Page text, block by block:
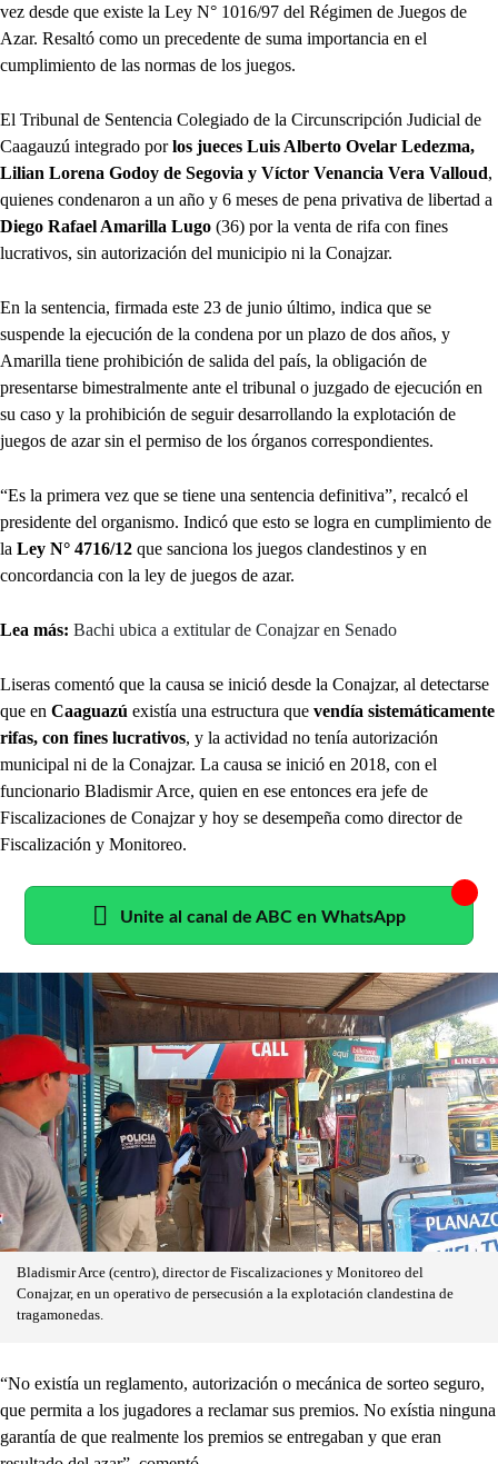
vez desde que existe la Ley N° 1016/97 del Régimen de Juegos de
Azar. Resaltó como un precedente de suma importancia en el
cumplimiento de las normas de los juegos.
El Tribunal de Sentencia Colegiado de la Circunscripción Judicial de
Caagauzú integrado porlos jueces Luis Alberto Ovelar Ledezma,
Lilian Lorena Godoy de Segovia y Víctor Venancia Vera Valloud,
quienes condenaron a un año y 6 meses de pena privativa de libertad a
Diego Rafael Amarilla Lugo (36) por la venta de rifa con fines
lucrativos, sin autorización del municipio ni la Conajzar.
En la sentencia, firmada este 23 de junio último, indica que se
suspende la ejecución de la condena por un plazo de dos años, y
Amarilla tiene prohibición de salida del país, la obligación de
presentarse bimestralmente ante el tribunal o juzgado de ejecución en
su caso y la prohibición de seguir desarrollando la explotación de
juegos de azar sin el permiso de los órganos correspondientes.
“Es la primera vez que se tiene una sentencia definitiva”, recalcó el
presidente del organismo. Indicó que esto se logra en cumplimiento de
la Ley N° 4716/12 que sanciona los juegos clandestinos y en
concordancia con la ley de juegos de azar.
Lea más: Bachi ubica a extitular de Conajzar en Senado
Liseras comentó que la causa se inició desde la Conajzar, al detectarse
que en Caaguazú existía una estructura que vendía sistemáticamente
rifas, con fines lucrativos, y la actividad no tenía autorización
municipal ni de la Conajzar. La causa se inició en 2018, con el
funcionario Bladismir Arce, quien en ese entonces era jefe de
Fiscalizaciones de Conajzar y hoy se desempeña como director de
Fiscalización y Monitoreo.
Unite al canal de ABC en WhatsApp
Bladismir Arce (centro), director de Fiscalizaciones y Monitoreo del
Conajzar, en un operativo de persecusión a la explotación clandestina de
tragamonedas.
“No existía un reglamento, autorización o mecánica de sorteo seguro,
que permita a los jugadores a reclamar sus premios. No exístia ninguna
garantía de que realmente los premios se entregaban y que eran